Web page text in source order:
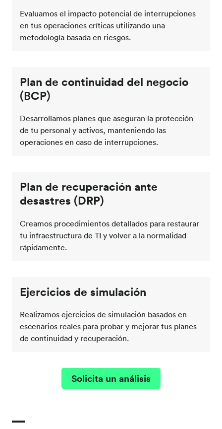
Evaluamos el impacto potencial de interrupciones
en tus operaciones críticas utilizando una
metodología basada en riesgos.
Plan de continuidad del negocio
(BCP)
Desarrollamos planes que aseguran la protección
de tu personal y activos, manteniendo las
operaciones en caso de interrupciones.
Plan de recuperación ante
desastres (DRP)
Creamos procedimientos detallados para restaurar
tu infraestructura de TI y volver a la normalidad
rápidamente.
Ejercicios de simulación
Realizamos ejercicios de simulación basados en
escenarios reales para probar y mejorar tus planes
de continuidad y recuperación.
Solicita un análisis